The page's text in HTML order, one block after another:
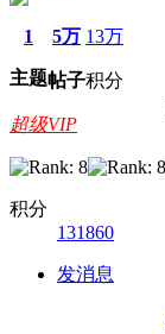
1
主题
5万
帖子
13万
积分
超级VIP
积分
131860
发消息